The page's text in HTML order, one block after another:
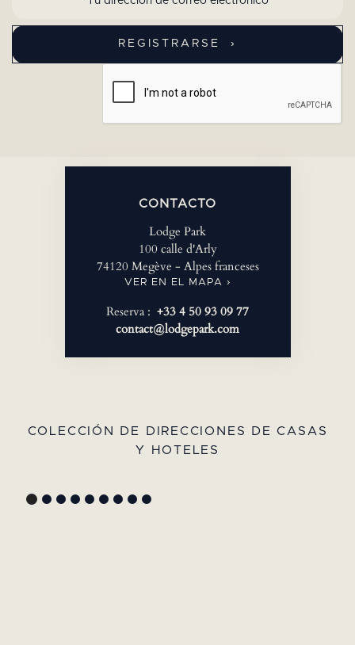
CONTACTO
Lodge Park
100 calle d'Arly
74120 Megève - Alpes franceses
VER EN EL MAPA ›
Reserva : +33 4 50 93 09 77
contact@lodgepark.com
COLECCIÓN DE DIRECCIONES DE CASAS
Y HOTELES